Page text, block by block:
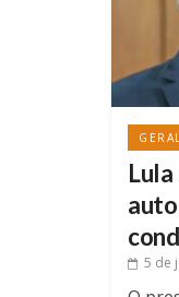
GERAL
5 de